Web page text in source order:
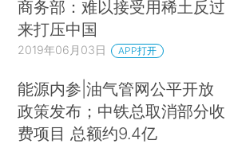
商务部：难以接受用稀土反过
来打压中国
2019年06月03日 APP打开
能源内参|油气管网公平开放
政策发布；中铁总取消部分收
费项目 总额约9.4亿